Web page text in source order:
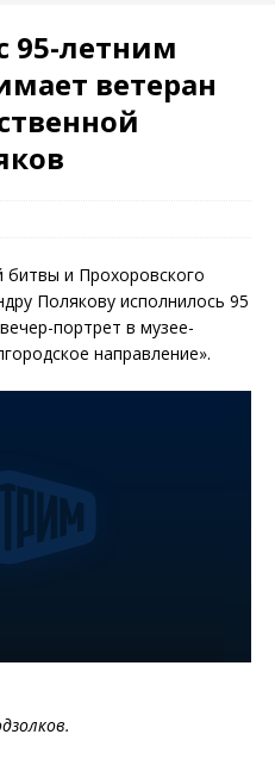
95-летним
ветеран
битвы и Прохоровского
Полякову исполнилось 95
портрет в музее-
направление».